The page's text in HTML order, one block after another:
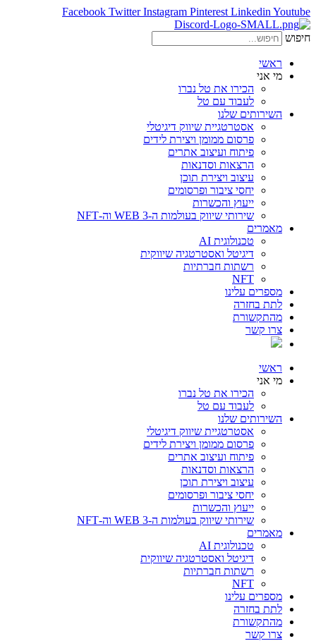
Facebook Twitter Instagram Pinterest Linkedin Youtube
חיפוש
ראשי
מי אני
הכירו את טל נברו
לעבוד עם טל
השירותים שלנו
אסטרטגיית שיווק דיגיטלי
פרסום ממומן ויצירת לידים
פיתוח ועיצוב אתרים
הרצאות וסדנאות
עיצוב ויצירת תוכן
יחסי ציבור ופרסומים
ייעוץ והכשרות
שירותי שיווק בעולמות ה-WEB 3 וה-NFT
מאמרים
טכנולוגית AI
דיגיטל ואסטרטגיה שיווקית
רשתות חברתיות
NFT
מספרים עלינו
לתת בחזרה
מהתקשורת
צרו קשר
ראשי
מי אני
הכירו את טל נברו
לעבוד עם טל
השירותים שלנו
אסטרטגיית שיווק דיגיטלי
פרסום ממומן ויצירת לידים
פיתוח ועיצוב אתרים
הרצאות וסדנאות
עיצוב ויצירת תוכן
יחסי ציבור ופרסומים
ייעוץ והכשרות
שירותי שיווק בעולמות ה-WEB 3 וה-NFT
מאמרים
טכנולוגית AI
דיגיטל ואסטרטגיה שיווקית
רשתות חברתיות
NFT
מספרים עלינו
לתת בחזרה
מהתקשורת
צרו קשר